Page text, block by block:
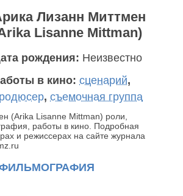
Лизанн Миттмен
Lisanne Mittman)
рождения: Неизвестно
в кино: сценарий,
, съемочная группа
(Arika Lisanne Mittman) роли,
работы в кино. Подробная
и режиссерах на сайте журнала